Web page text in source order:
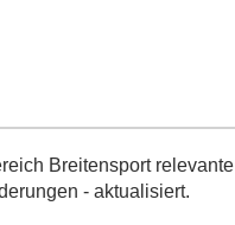
Breitensport relevante
- aktualisiert.